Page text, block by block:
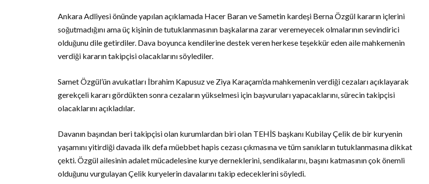
Ankara Adliyesi önünde yapılan açıklamada Hacer Baran ve Sametin kardeşi Berna Özgül kararın içlerini
soğutmadığını ama üç kişinin de tutuklanmasının başkalarına zarar veremeyecek olmalarının sevindirici
olduğunu dile getirdiler. Dava boyunca kendilerine destek veren herkese teşekkür eden aile mahkemenin
verdiği kararın takipçisi olacaklarını söylediler.
Samet Özgül’ün avukatları İbrahim Kapusuz ve Ziya Karaçam’da mahkemenin verdiği cezaları açıklayarak
gerekçeli kararı gördükten sonra cezaların yükselmesi için başvuruları yapacaklarını, sürecin takipçisi
olacaklarını açıkladılar.
Davanın başından beri takipçisi olan kurumlardan biri olan TEHİS başkanı Kubilay Çelik de bir kuryenin
yaşamını yitirdiği davada ilk defa müebbet hapis cezası çıkmasına ve tüm sanıkların tutuklanmasına dikkat
çekti. Özgül ailesinin adalet mücadelesine kurye derneklerini, sendikalarını, başını katmasının çok önemli
olduğunu vurgulayan Çelik kuryelerin davalarını takip edeceklerini söyledi.